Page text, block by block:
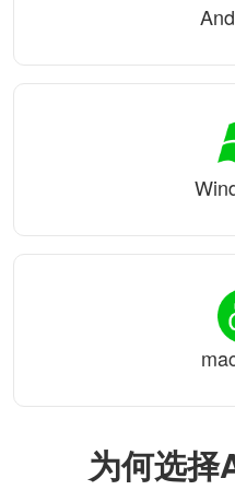
为何选择